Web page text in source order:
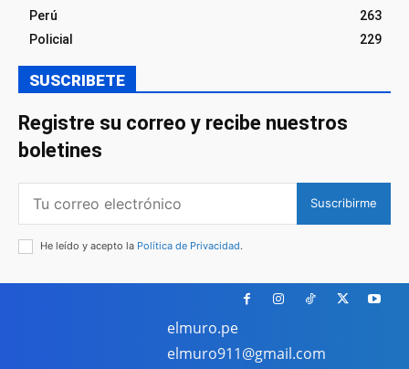
Perú
263
Policial
229
SUSCRIBETE
Registre su correo y recibe nuestros
boletines
Suscribirme
He leído y acepto la Política de Privacidad.
elmuro.pe
elmuro911@gmail.com